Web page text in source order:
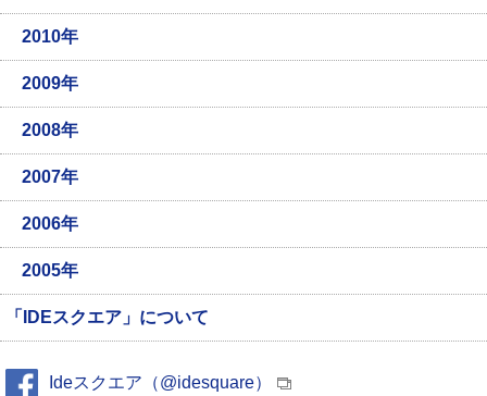
2010年
2009年
2008年
2007年
2006年
2005年
「IDEスクエア」について
Ideスクエア（@idesquare）